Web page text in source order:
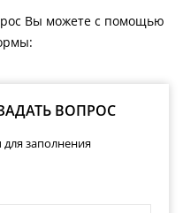
Вы можете с помощью
ВОПРОС
для заполнения